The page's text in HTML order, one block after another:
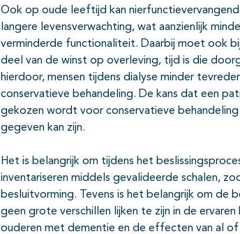
Ook op oude leeftijd kan
langere levensverwachting, wat aanzienlijk
verminderde functionaliteit. Daarbij moet ook
deel van de winst op overleving, tijd is die
hierdoor, mensen tijdens dialyse minder
conservatieve behandeling. De kans dat een
gekozen wordt voor conservatieve
gegeven kan zijn.
Het is belangrijk om tijdens het
inventariseren middels gevalideerde schalen,
besluitvorming. Tevens is het belangrijk om
geen grote verschillen lijken te zijn in de
ouderen met dementie en de effecten van al